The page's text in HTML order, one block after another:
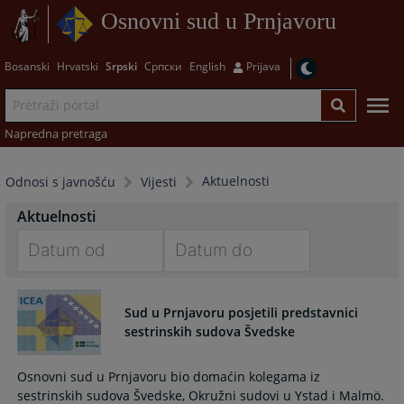
Osnovni sud u Prnjavoru
Bosanski Hrvatski Srpski Српски English Prijava
Napredna pretraga
Odnosi s javnošću Vijesti Aktuelnosti
Aktuelnosti
forward
to
interact
with
the
calendar
to
interact
the
calendar
Sud u Prnjavoru posjetili predstavnici
sestrinskih sudova Švedske
Osnovni sud u Prnjavoru bio domaćin kolegama iz
sestrinskih sudova Švedske, Okružni sudovi u Ystad i Malmö.